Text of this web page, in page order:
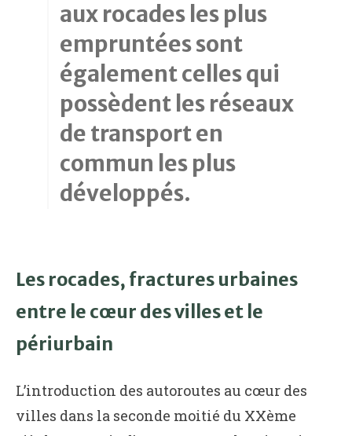
aux rocades les plus
empruntées sont
également celles qui
possèdent les réseaux
de transport en
commun les plus
développés.
Les rocades, fractures urbaines
entre le cœur des villes et le
périurbain
L’introduction des autoroutes au cœur des
villes dans la seconde moitié du XXème